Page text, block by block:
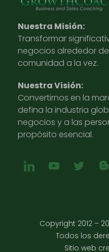
Nuestra Misión:
Transformar
negocios alrededor
comunidad a la vez.
Nuestra Visión:
Convertirnos en la
defina la industria
negocios y a las
propósito esencial.
Copyright 2012 –
Todos los
Sitio web